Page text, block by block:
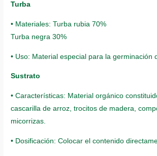
Turba
• Materiales: Turba rubia 70%
Turba negra 30%
• Uso: Material especial para la germinación
Sustrato
• Características: Material orgánico
cascarilla de arroz, trocitos de madera,
micorrizas.
• Dosificación: Colocar el contenido